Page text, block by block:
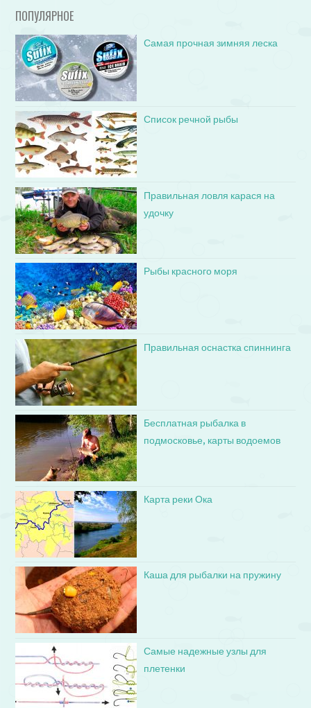
ПОПУЛЯРНОЕ
Самая прочная зимняя леска
Список речной рыбы
Правильная ловля карася на
удочку
Рыбы красного моря
Правильная оснастка спиннинга
Бесплатная рыбалка в
подмосковье, карты водоемов
Карта реки Ока
Каша для рыбалки на пружину
Самые надежные узлы для
плетенки